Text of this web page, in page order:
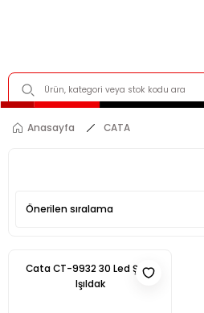
Anasayfa CATA
Cata CT-9932 30 Led Şarjlı
Işıldak